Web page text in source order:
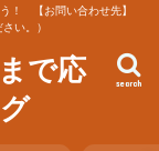
！ 【お問い合わせ先】
い。）
で応
search